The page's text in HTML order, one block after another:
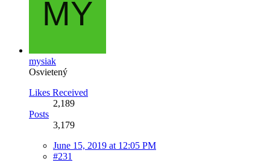
mysiak
Osvietený
Likes Received
2,189
Posts
3,179
June 15, 2019 at 12:05 PM
#231